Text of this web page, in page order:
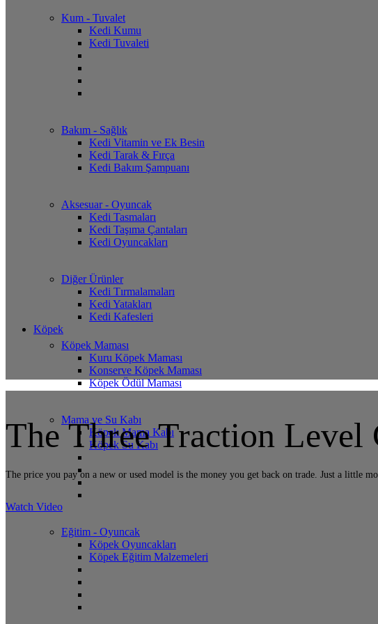
Kum - Tuvalet
Kedi Kumu
Kedi Tuvaleti
Bakım - Sağlık
Kedi Vitamin ve Ek Besin
Kedi Tarak & Fırça
Kedi Bakım Şampuanı
Aksesuar - Oyuncak
Kedi Tasmaları
Kedi Taşıma Çantaları
Kedi Oyuncakları
Diğer Ürünler
Kedi Tırmalamaları
Kedi Yatakları
Kedi Kafesleri
Köpek
Köpek Maması
Kuru Köpek Maması
Konserve Köpek Maması
Köpek Ödül Maması
Mama ve Su Kabı
Köpek Mama Kabı
Köpek Su Kabı
Eğitim - Oyuncak
Köpek Oyuncakları
Köpek Eğitim Malzemeleri
The ThreeTraction Level
The price you pay on a new or used model is the money you get back on trade. Just a little
Watch Video